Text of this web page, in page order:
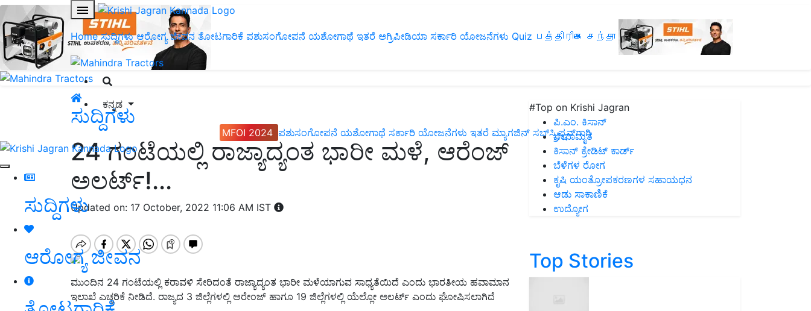
Home ಸುದ್ದಿಗಳು ಆರೋಗ್ಯ ಜೀವನ ತೋಟಗಾರಿಕೆ ಪಶುಸಂಗೋಪನೆ ಯಶೋಗಾಥೆ ಇತರೆ ಅಗ್ರಿಪೀಡಿಯಾ ಸರ್ಕಾರಿ ಯೋಜನೆಗಳು Quiz பத்திரிகை சந்தா
ಕನ್ನಡ
MFOI 2024 ಪಶುಸಂಗೋಪನೆ ಯಶೋಗಾಥೆ ಸರ್ಕಾರಿ ಯೋಜನೆಗಳು ಇತರೆ ಮ್ಯಾಗಜಿನ್‌ ಸಬ್‌ಸ್ಕ್ರಿಪ್ಷನ್‌ಗಾಗಿ
ಸುದ್ದಿಗಳು
ಆರೋಗ್ಯ ಜೀವನ
ಸುದ್ದಿಗಳು
24 ಗಂಟೆಯಲ್ಲಿ ರಾಜ್ಯಾದ್ಯಂತ ಭಾರೀ ಮಳೆ, ಆರೆಂಜ್
ಅಲರ್ಟ್!...
Updated on: 17 October, 2022 11:06 AM IST
ಮುಂದಿನ 24 ಗಂಟೆಯಲ್ಲಿ ಕರಾವಳಿ ಸೇರಿದಂತೆ ರಾಜ್ಯಾದ್ಯಂತ ಭಾರೀ ಮಳೆಯಾಗುವ ಸಾಧ್ಯತೆಯಿದೆ ಎಂದು ಭಾರತೀಯ ಹವಾಮಾನ
ಇಲಾಖೆ ಎಚ್ಚರಿಕೆ ನೀಡಿದೆ. ರಾಜ್ಯದ 3 ಜಿಲ್ಲೆಗಳಲ್ಲಿ ಆರೇಂಜ್ ಹಾಗೂ 19 ಜಿಲ್ಲೆಗಳಲ್ಲಿ ಯೆಲ್ಲೋ ಅಲರ್ಟ್ ಎಂದು ಘೋಷಿಸಲಾಗಿದೆ
#Top on Krishi Jagran
ಪಿ.ಎಂ. ಕಿಸಾನ್
ಜೀವಾಮೃತ
ಕಿಸಾನ್ ಕ್ರೇಡಿಟ್ ಕಾರ್ಡ್
ಬೆಳೆಗಳ ರೋಗ
ಕೃಷಿ ಯಂತ್ರೋಪಕರಣಗಳ ಸಹಾಯಧನ
ಆಡು ಸಾಕಾಣಿಕೆ
ಉದ್ಯೋಗ
Top Stories